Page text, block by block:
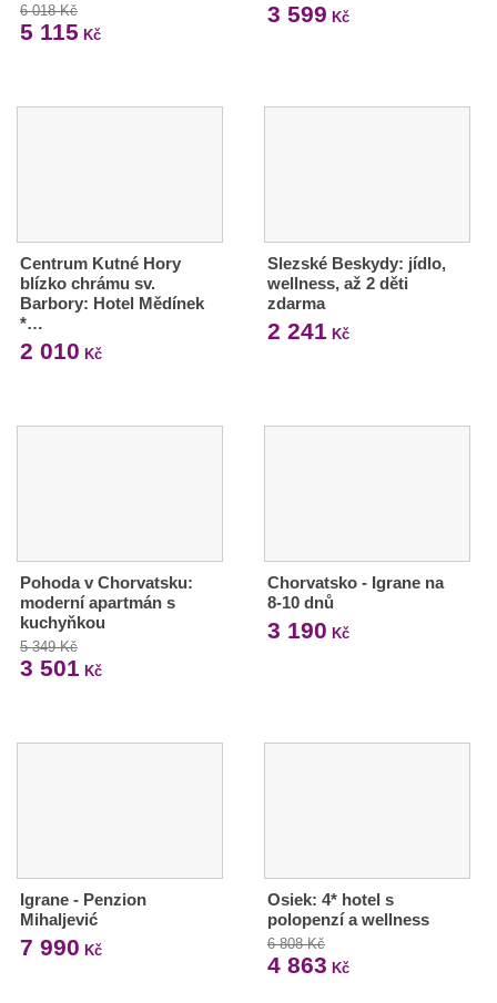
6 018 Kč
5 115 Kč
3 599 Kč
Centrum Kutné Hory
blízko chrámu sv.
Barbory: Hotel Mědínek
*…
2 010 Kč
Slezské Beskydy: jídlo,
wellness, až 2 děti
zdarma
2 241 Kč
Pohoda v Chorvatsku:
moderní apartmán s
kuchyňkou
5 349 Kč
3 501 Kč
Chorvatsko - Igrane na
8-10 dnů
3 190 Kč
Igrane - Penzion
Mihaljević
7 990 Kč
Osiek: 4* hotel s
polopenzí a wellness
6 808 Kč
4 863 Kč